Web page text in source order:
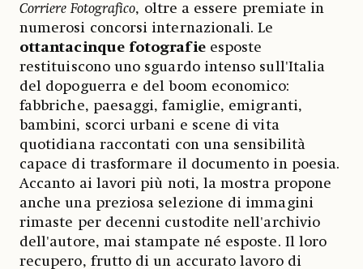
Corriere Fotografico, oltre a essere premiate in
numerosi concorsi internazionali. Le
ottantacinque fotografie esposte
restituiscono uno sguardo intenso sull'Italia
del dopoguerra e del boom economico:
fabbriche, paesaggi, famiglie, emigranti,
bambini, scorci urbani e scene di vita
quotidiana raccontati con una sensibilità
capace di trasformare il documento in poesia.
Accanto ai lavori più noti, la mostra propone
anche una preziosa selezione di immagini
rimaste per decenni custodite nell'archivio
dell'autore, mai stampate né esposte. Il loro
recupero, frutto di un accurato lavoro di